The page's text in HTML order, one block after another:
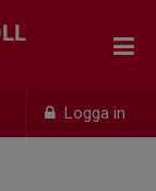
Logga in